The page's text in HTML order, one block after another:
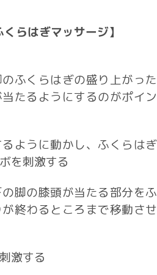
らはぎマッサージ】
ふくらはぎの盛り上がった
たるようにするのがポイン
ように動かし、ふくらはぎ
を刺激する
脚の膝頭が当たる部分をふ
終わるところまで移動させ
激する